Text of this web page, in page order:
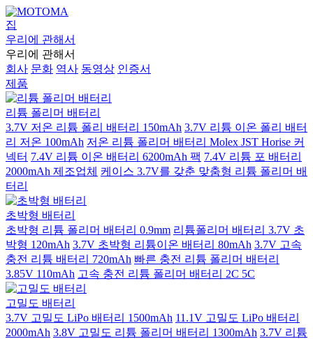
집
우리에 관해서
우리에 관해서
회사 문화 역사 동영상 인증서
제품
리튬 폴리머 배터리
3.7V 저온 리튬 폴리 배터리 150mAh 3.7V 리튬 이온 폴리 배터
리 저온 100mAh 저온 리튬 폴리머 배터리 Molex JST Horise 커
넥터 7.4V 리튬 이온 배터리 6200mAh 팩 7.4V 리튬 포 배터리
2000mAh 제조업체 케이스 3.7V를 갖춘 맞춤형 리튬 폴리머 배
터리
초박형 배터리
초박형 리튬 폴리머 배터리 0.9mm 리튬폴리머 배터리 3.7V 초
박형 120mAh 3.7V 초박형 리튬이온 배터리 80mAh 3.7V 고속
충전 리튬 배터리 720mAh 빠른 충전 리튬 폴리머 배터리
3.85V 110mAh 고속 충전 리튬 폴리머 배터리 2C 5C
고밀도 배터리
3.7V 고밀도 LiPo 배터리 1500mAh 11.1V 고밀도 LiPo 배터리
2000mAh 3.8V 고밀도 리튬 폴리머 배터리 1300mAh 3.7V 리튬